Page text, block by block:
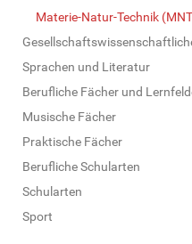
Materie-Natur-Technik
Sprachen und Literatur
Berufliche Fächer und
Musische Fächer
Praktische Fächer
Berufliche Schularten
Schularten
Sport